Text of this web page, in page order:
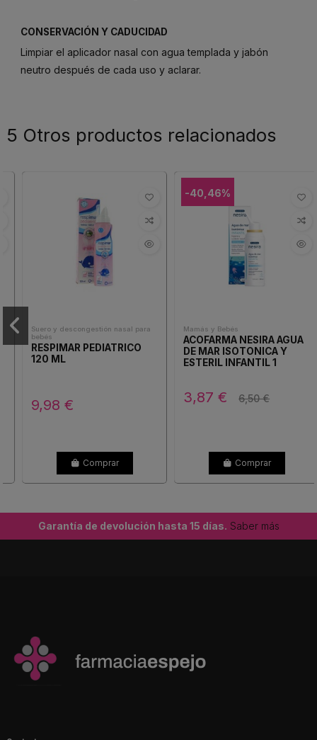
CONSERVACIÓN Y CADUCIDAD
Limpiar el aplicador nasal con agua templada y jabón
neutro después de cada uso y aclarar.
5 Otros productos relacionados
Suero y descongestión nasal para
bebés
RESPIMAR PEDIATRICO
120 ML
9,98 €
Comprar
-40,46%
Mamás y Bebés
ACOFARMA NESIRA AGUA
DE MAR ISOTONICA Y
ESTERIL INFANTIL 1
3,87 € 6,50 €
Comprar
Garantía de devolución hasta 15 días. Saber más